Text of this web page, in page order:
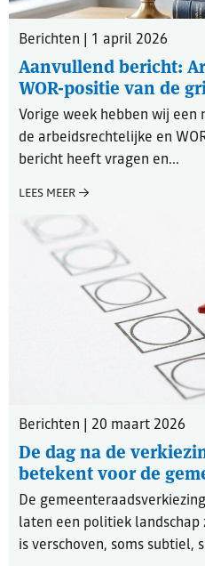
Berichten | 1 april 2026
Aanvullend bericht:
WOR-positie van de
Vorige week hebben wij
de arbeidsrechtelijke en
bericht heeft vragen en...
LEES MEER
Berichten | 20 maart 2026
De dag na de
betekent voor de
De
laten een politiek
is verschoven, soms subtiel,